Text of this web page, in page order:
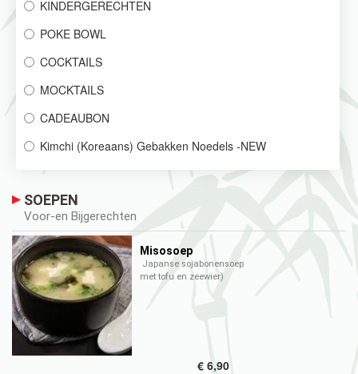
KINDERGERECHTEN
POKE BOWL
COCKTAILS
MOCKTAILS
CADEAUBON
Kimchi (Koreaans) Gebakken Noedels -NEW
SOEPEN
Voor-en Bijgerechten
Misosoep
Japanse sojabonensoep
met tofu en zeewier)
€ 6,90